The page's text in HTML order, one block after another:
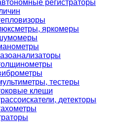
регистраторы
яркомеры
тестеры
клещи
детекторы